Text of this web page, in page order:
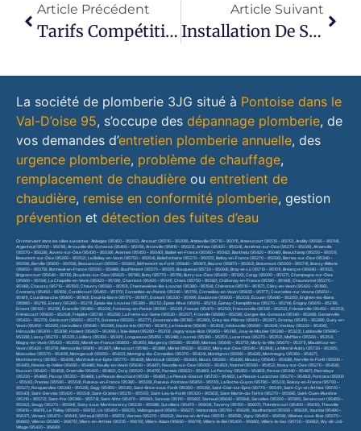
Article Précédent
Tarifs Compétitifs De Plomberie À Pontoise Avec 3JG
Article Suivant
Installation De Systèmes De Chauffage À Pontoise Par 3JG
La société de plomberie 3JG situé à Pontoise dans le
Val-D’oise 95, s’occupe des dépannage plomberie, de
vos demandes d’entretien plomberie annuelle, des
urgence plomberie, problème de chauffage,
remplacement de chaudière ou entretient de
chaudière, remise en conformité plomberie, gestion
prévention et détection des fuites d’eau
On intervient dans les villes suivantes : Ableiges (95450 – 95002), Aincourt (95510 – 95008), Ambleville (95710 – 95011), Amenucourt (95510 – 95012), Andilly (95580 – 95014),
Argenteuil (95100 – 95018), Arnouville-lès-Gonesse (95400 – 95019), Arronville (95810 – 95023), Arthies (95420 – 95024), Asnières-sur-Oise (95270 – 95026), Attainville
(95570 – 95028), Auvers-sur-Oise (95430 – 95039), Avernes (95450 – 95040), Baillet-en-France (95560 – 95042), Banthelu (95420 – 95046), Beauchamp (95250 – 95051),
Beaumont-sur-Oise (95260 – 95052), Le Bellay-en-Vexin (95750 – 95054), Bellefontaine (95270 – 95055), Belloy-en-France (95270 – 95056), Bernes-sur-Oise (95340 –
95058), Berville (95810 – 95059), Bessancourt (95550 – 95060), Béthemont-la-Forêt (95840 – 95061), Bezons (95870 – 95063), Boisemont (95000 – 95074), Boissy-l’Aillerie
(95650 – 95078), Bonneuil-en-France (95500 – 95088), Bouffémont (95570 – 95091), Bouqueval (95720 – 95094), Bray-et-Lû (95710 – 95101), Bréançon (95640 – 95102),
Brignancourt (95640 – 95110), Bruyères-sur-Oise (95820 – 95116), Buhy (95770 – 95119), Butry-sur-Oise (95430 – 95120), Cergy (95000 – 95127), Champagne-sur-Oise
(95660 – 95134), La Chapelle-en-Vexin (95420 – 95139), Charmont (95420 – 95141), Chars (95750 – 95142), Châtenay-en-France (95190 – 95144), Chaumontel (95270 –
95149), Chaussy (95710 – 95150), Chauvry (95560 – 95151), Chennevières-lès-Louvres (95380 – 95154), Chérence (95510 – 95157), Cléry-en-Vexin (95420 – 95166),
Commeny (95450 – 95169), Condécourt (95450 – 95170), Cormeilles-en-Parisis (95240 – 95176), Cormeilles-en-Vexin (95830 – 95177), Courcelles-sur-Viosne (95650 –
95181), Courdimanche (95800 – 95183), Deuil-la-Barre (95170 – 95197), Domont (95330 – 95199), Eaubonne (95600 – 95203), Écouen (95440 – 95205), Enghien-les-Bains
(95880 – 95210), Ennery (95300 – 95211), Épiais-lès-Louvres (95380 – 95212), Épiais-Rhus (95810 – 95213), Épinay-Champlâtreux (95270 – 95214), Éragny (95610 – 95218),
Ermont (95120 – 95219), Ézanville (95460 – 95229), Fontenay-en-Parisis (95190 – 95241), Fosses (95470 – 95250), Franconville (95130 – 95252), Frémainville (95450 – 95253),
Frémécourt (95830 – 95254), Frépillon (95740 – 95256), La Frette-sur-Seine (95530 – 95257), Frouville (95690 – 95258), Garges-lès-Gonesse (95140 – 95268), Genainville
(95420 – 95270), Génicourt (95650 – 95271), Gonesse (95500 – 95277), Goussainville (95190 – 95280), Grisy-les-Plâtres (95810 – 95287), Groslay (95410 – 95288), Guiry-en-
Vexin (95450 – 95295), Haravilliers (95640 – 95298), Haute-Isle (95780 – 95301), Le Heaulme (95640 – 95303), Hédouville (95690 – 95304), Herblay (95220 – 95306),
Hérouville (95300 – 95308), Hodent (95420 – 95309), L’Isle-Adam (95290 – 95313), Jagny-sous-Bois (95850 – 95316), Jouy-le-Moutier (95280 – 95323), Labbeville (95690 –
95328), Lassy (95270 – 95331), Livilliers (95300 – 95341), Longuesse (95450 – 95348), Louvres (95380 – 95351), Luzarches (95270 – 95352), Maffliers (95560 – 95353),
Magny-en-Vexin (95420 – 95355), Mareil-en-France (95850 – 95365), Margency (95580 – 95369), Marines (95640 – 95370), Marly-la-Ville (95670 – 95371), Maudétour-en-
Vexin (95420 – 95379), Menouville (95810 – 95387), Menucourt (95180 – 95388), Mériel (95630 – 95392), Méry-sur-Oise (95540 – 95394), Le Mesnil-Aubry (95720 – 95395),
Moisselles (95570 – 95409), Montgeroult (95650 – 95422), Montigny-lès-Cormeilles (95370 – 95424), Montlignon (95680 – 95426), Montmagny (95360 – 95427),
Montmorency (95160 – 95428), Montreuil-sur-Epte (95770 – 95429), Montsoult (95560 – 95430), Mours (95260 – 95436), Moussy (95640 – 95438), Nerville-la-Forêt (95590 –
95445), Nesles-la-Vallée (95690 – 95446), Neuilly-en-Vexin (95640 – 95447), Neuville-sur-Oise (95000 – 95450), Nointel (95590 – 95452), Noisy-sur-Oise (95270 – 95456),
Nucourt (95420 – 95459), Omerville (95420 – 95462), Osny (95520 – 95476), Parmain (95620 – 95480), Le Perchay (95450 – 95483), Persan (95340 – 95487), Pierrelaye
(95220 – 95488), Piscop (95350 – 95489), Le Plessis-Bouchard (95130 – 95491), Le Plessis-Gassot (95720 – 95492), Le Plessis-Luzarches (95270 – 95493), Pontoise (95000
– 95500), Presles (95590 – 95504), Puiseux-en-France (95380 – 95509), Puiseux-Pontoise (95650 – 95510), La Roche-Guyon (95780 – 95523), Roissy-en-France (95700 –
95527), Ronquerolles (95340 – 95529), Sagy (95450 – 95535), Saint-Brice-sous-Forêt (95350 – 95539), Saint-Clair-sur-Epte (95770 – 95541), Saint-Cyr-en-Arthies (95510 –
95543), Saint-Gervais (95420 – 95554), Saint-Gratien (95210 – 95555), Saint-Leu-la-Forêt (95320 – 95563), Saint-Martin-du-Tertre (95270 – 95566), Saint-Ouen-l’Aumône
(95310 – 95572), Saint-Prix (95390 – 95574), Saint-Witz (95470 – 95580), Sannois (95110 – 95582), Santeuil (95640 – 95584), Sarcelles (95200 – 95585), Seraincourt (95450 –
95592), Seugy (95270 – 95594), Soisy-sous-Montmorency (95230 – 95598), Survilliers (95470 – 95604), Taverny (95150 – 95607), Théméricourt (95450 – 95610), Theuville
(95810 – 95611), Le Thillay (95500 – 95612), Us (95450 – 95625), Vallangoujard (95810 – 95627), Valmondois (95760 – 95628), Vaudherland (95500 – 95633), Vauréal (95490 –
95637), Vémars (95470 – 95641), Vétheuil (95510 – 95651), Viarmes (95270 – 95652), Vienne-en-Arthies (95510 – 95656), Vigny (95450 – 95658), Villaines-sous-Bois (95570 –
95660), Villeron (95380 – 95675), Villers-en-Arthies (95510 – 95676), Villiers-Adam (95840 – 95678), Villiers-le-Bel (95400 – 95680), Villiers-le-Sec (95720 – 95682), Wy-dit-Joli-
Village (95420 – 95690)